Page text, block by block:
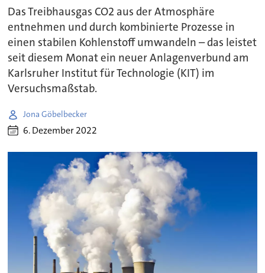
Das Treibhausgas CO2 aus der Atmosphäre
entnehmen und durch kombinierte Prozesse in
einen stabilen Kohlenstoff umwandeln – das leistet
seit diesem Monat ein neuer Anlagenverbund am
Karlsruher Institut für Technologie (KIT) im
Versuchsmaßstab.
Jona Göbelbecker
6. Dezember 2022